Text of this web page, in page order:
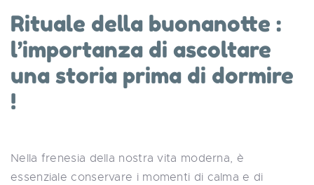
Rituale della buonanotte :
l’importanza di ascoltare
una storia prima di dormire
!
Nella frenesia della nostra vita moderna, è
essenziale conservare i momenti di calma e di